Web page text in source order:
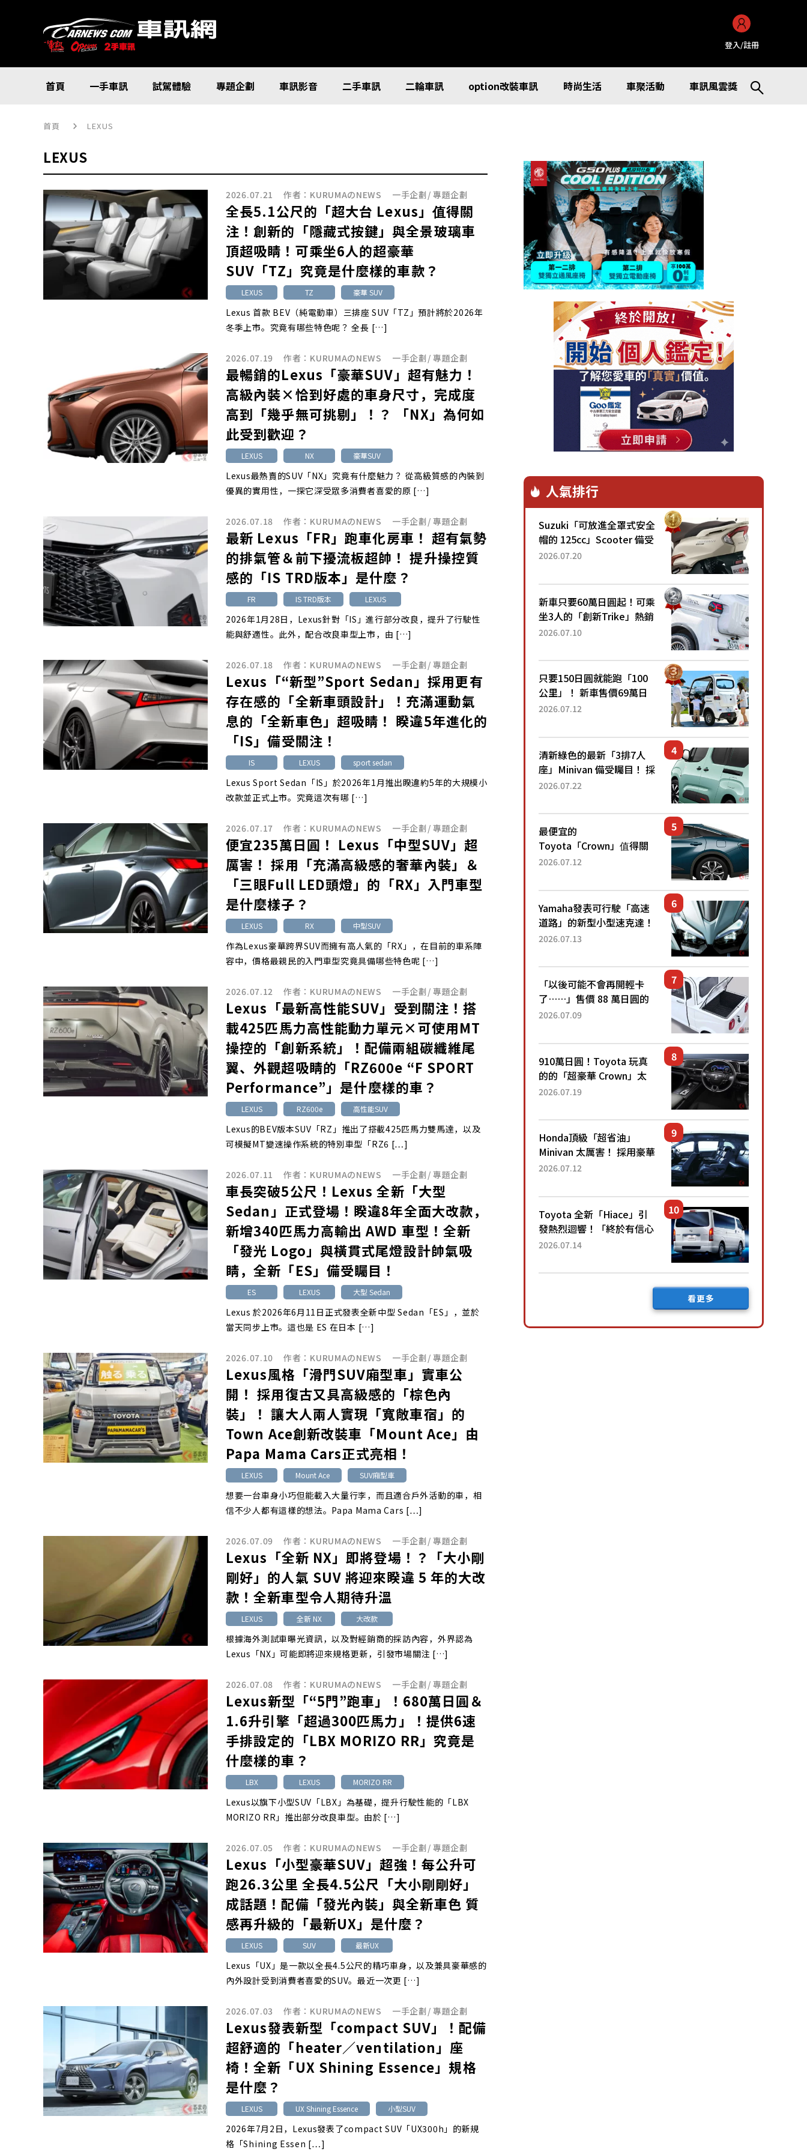
登入/註冊
首頁 一手車訊 試駕體驗 專題企劃 車訊影音 二手車訊 二輪車訊 option改裝車訊 時尚生活 車聚活動 車訊風雲獎
首頁 LEXUS
LEXUS
2026.07.21 作者： KURUMAのNEWS 一手企劃 /專題企劃
全長5.1公尺的「超大台 Lexus」值得關
注！創新的「隱藏式按鍵」與全景玻璃車
頂超吸睛！可乘坐6人的超豪華
SUV「TZ」究竟是什麼樣的車款？
LEXUS TZ 豪華 SUV
Lexus 首款 BEV（純電動車）三排座 SUV「TZ」預計將於2026年
冬季上市。究竟有哪些特色呢？ 全長 […]
2026.07.19 作者： KURUMAのNEWS 一手企劃 /專題企劃
最暢銷的Lexus「豪華SUV」超有魅力！
高級內裝×恰到好處的車身尺寸，完成度
高到「幾乎無可挑剔」！？ 「NX」為何如
此受到歡迎？
LEXUS NX 豪華SUV
Lexus最熱賣的SUV「NX」究竟有什麼魅力？ 從高級質感的內裝到
優異的實用性，一探它深受眾多消費者喜愛的原 […]
2026.07.18 作者： KURUMAのNEWS 一手企劃 /專題企劃
最新 Lexus「FR」跑車化房車！ 超有氣勢
的排氣管＆前下擾流板超帥！ 提升操控質
感的「IS TRD版本」是什麼？
FR IS TRD版本 LEXUS
2026年1月28日，Lexus針對「IS」進行部分改良，提升了行駛性
能與舒適性。此外，配合改良車型上市，由 […]
2026.07.18 作者： KURUMAのNEWS 一手企劃 /專題企劃
Lexus「“新型”Sport Sedan」採用更有
存在感的「全新車頭設計」！充滿運動氣
息的「全新車色」超吸睛！ 睽違5年進化的
「IS」備受關注！
IS LEXUS sport sedan
Lexus Sport Sedan「IS」於2026年1月推出睽違約5年的大規模小
改款並正式上市。究竟這次有哪 […]
2026.07.17 作者： KURUMAのNEWS 一手企劃 /專題企劃
便宜235萬日圓！ Lexus「中型SUV」超
厲害！ 採用「充滿高級感的奢華內裝」＆
「三眼Full LED頭燈」的「RX」入門車型
是什麼樣子？
LEXUS RX 中型SUV
作為Lexus豪華跨界SUV而擁有高人氣的「RX」，在目前的車系陣
容中，價格最親民的入門車型究竟具備哪些特色呢 […]
2026.07.12 作者： KURUMAのNEWS 一手企劃 /專題企劃
Lexus「最新高性能SUV」受到關注！搭
載425匹馬力高性能動力單元×可使用MT
操控的「創新系統」！配備兩組碳纖維尾
翼、外觀超吸睛的「RZ600e “F SPORT
Performance”」是什麼樣的車？
LEXUS RZ600e 高性能SUV
Lexus的BEV版本SUV「RZ」推出了搭載425匹馬力雙馬達，以及
可模擬MT變速操作系統的特別車型「RZ6 […]
2026.07.11 作者： KURUMAのNEWS 一手企劃 /專題企劃
車長突破5公尺！Lexus 全新「大型
Sedan」正式登場！睽違8年全面大改款，
新增340匹馬力高輸出 AWD 車型！全新
「發光 Logo」與橫貫式尾燈設計帥氣吸
睛，全新「ES」備受矚目！
ES LEXUS 大型 Sedan
Lexus 於2026年6月11日正式發表全新中型 Sedan「ES」，並於
當天同步上市。這也是 ES 在日本 […]
2026.07.10 作者： KURUMAのNEWS 一手企劃 /專題企劃
Lexus風格「滑門SUV廂型車」實車公
開！ 採用復古又具高級感的「棕色內
裝」！ 讓大人兩人實現「寬敞車宿」的
Town Ace創新改裝車「Mount Ace」由
Papa Mama Cars正式亮相！
LEXUS Mount Ace SUV廂型車
想要一台車身小巧但能載入大量行李，而且適合戶外活動的車，相
信不少人都有這樣的想法。Papa Mama Cars […]
2026.07.09 作者： KURUMAのNEWS 一手企劃 /專題企劃
Lexus「全新 NX」即將登場！？「大小剛
剛好」的人氣 SUV 將迎來睽違 5 年的大改
款！全新車型令人期待升溫
LEXUS 全新 NX 大改款
根據海外測試車曝光資訊，以及對經銷商的採訪內容，外界認為
Lexus「NX」可能即將迎來規格更新，引發市場關注 […]
2026.07.08 作者： KURUMAのNEWS 一手企劃 /專題企劃
Lexus新型「“5門”跑車」！680萬日圓＆
1.6升引擎「超過300匹馬力」！提供6速
手排設定的「LBX MORIZO RR」究竟是
什麼樣的車？
LBX LEXUS MORIZO RR
Lexus以旗下小型SUV「LBX」為基礎，提升行駛性能的「LBX
MORIZO RR」推出部分改良車型。由於 […]
2026.07.05 作者： KURUMAのNEWS 一手企劃 /專題企劃
Lexus「小型豪華SUV」超強！每公升可
跑26.3公里 全長4.5公尺「大小剛剛好」
成話題！配備「發光內裝」與全新車色 質
感再升級的「最新UX」是什麼？
LEXUS SUV 最新UX
Lexus「UX」是一款以全長4.5公尺的精巧車身，以及兼具豪華感的
內外設計受到消費者喜愛的SUV。最近一次更 […]
2026.07.03 作者： KURUMAのNEWS 一手企劃 /專題企劃
Lexus發表新型「compact SUV」！配備
超舒適的「heater／ventilation」座
椅！全新「UX Shining Essence」規格
是什麼？
LEXUS UX Shining Essence 小型SUV
2026年7月2日，Lexus發表了compact SUV「UX300h」的新規
格「Shining Essen […]
人氣排行
Suzuki「可放進全罩式安全
帽的 125cc」Scooter 備受
矚目！採用全新流線設計與
已陸續開始出口的新款
「B...
2026.07.20
新車只要60萬日圓起！可乘
坐3人的「創新Trike」熱銷
大賣成為人氣車款！「養車
日圓就能跑100公里」「小
朋友坐得...
2026.07.10
只要150日圓就能跑「100
公里」！ 新車售價69萬日
圓的「3人座」Trike大受歡
為何能迅速熱賣？
2026.07.12
清新綠色的最新「3排7人
座」Minivan 備受矚目！ 採
用全長4.7公尺剛剛好的車
還推出467萬元日圓起的5
人座版...
2026.07.22
最便宜的
Toyota「Crown」值得關
注！ 搭載4WD、每公升
眼！ 配備豐富、超越售價
水準，堪稱高CP值代表的
「...
2026.07.12
Yamaha發表可行駛「高速
道路」的新型小型速克達！
搭載能享受超強勁「渦輪
高階「Super Sport」車款
相同的...
2026.07.13
「以後可能不會再開輕卡
了……」售價 88 萬日圓的
「超迷你輕型貨車」引發兩
100 公里！」「免驗車真的
太棒了！...
2026.07.09
910萬日圓！Toyota 玩真
的的「超豪華 Crown」太
厲害了！採用由「匠人技
運動化「底盤設定」！還配
備專屬豪華...
2026.07.19
Honda頂級「超省油」
Minivan 太厲害！ 採用豪華
「真皮座椅」與專屬「黑色
公里，兼具優異節能表現與
舒適「三...
2026.07.12
Toyota 全新「Hiace」引
發熱烈迴響！「終於有信心
下訂了！」「哪個等級交車
後竟然還要等「超過半年」
2026.07.14
看更多